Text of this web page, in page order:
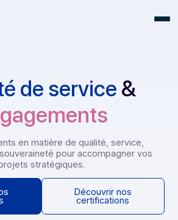
de service
en matière de qualité, service,
souveraineté pour accompagner
projets stratégiques.
nos
Découvrir nos